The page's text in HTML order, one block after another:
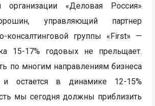
организации «Деловая Россия»
управляющий партнер
консалтинговой группы «First» —
15-17% годовых не прельщает.
по многим направлениям бизнеса
остается в динамике 12-15%
мы сегодня должны приблизить